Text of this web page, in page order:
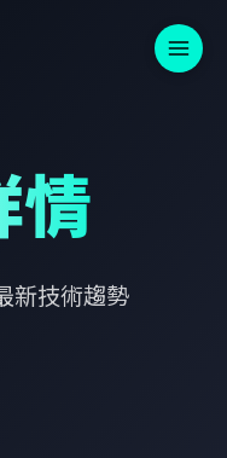
情
新技術趨勢